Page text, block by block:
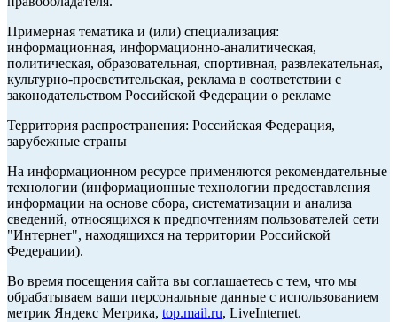
Примерная тематика и (или) специализация:
информационная, информационно-аналитическая,
политическая, образовательная, спортивная, развлекательная,
культурно-просветительская, реклама в соответствии с
законодательством Российской Федерации о рекламе
Территория распространения: Российская Федерация,
зарубежные страны
На информационном ресурсе применяются рекомендательные
технологии (информационные технологии предоставления
информации на основе сбора, систематизации и анализа
сведений, относящихся к предпочтениям пользователей сети
"Интернет", находящихся на территории Российской
Федерации).
Во время посещения сайта вы соглашаетесь с тем, что мы
обрабатываем ваши персональные данные с использованием
метрик Яндекс Метрика, top.mail.ru, LiveInternet.